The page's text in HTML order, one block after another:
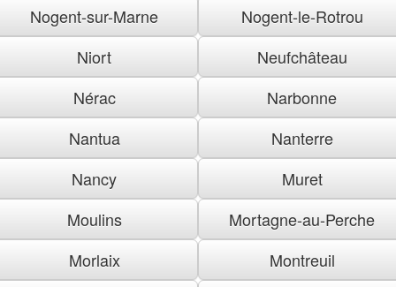
Nogent-sur-Marne
Nogent-le-Rotrou
Niort
Neufchâteau
Nérac
Narbonne
Nantua
Nanterre
Nancy
Muret
Moulins
Mortagne-au-Perche
Morlaix
Montreuil